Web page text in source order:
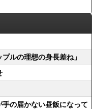
ルの理想の身長差ね」
手の届かない昼飯になって